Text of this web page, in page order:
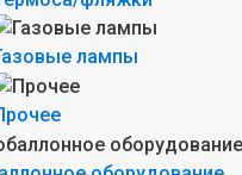
лампы